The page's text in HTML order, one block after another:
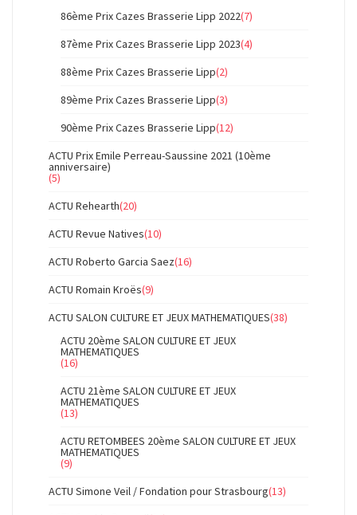
86ème Prix Cazes Brasserie Lipp 2022(7)
87ème Prix Cazes Brasserie Lipp 2023(4)
88ème Prix Cazes Brasserie Lipp(2)
89ème Prix Cazes Brasserie Lipp(3)
90ème Prix Cazes Brasserie Lipp(12)
ACTU Prix Emile Perreau-Saussine 2021 (10ème
anniversaire)
(5)
ACTU Rehearth(20)
ACTU Revue Natives(10)
ACTU Roberto Garcia Saez(16)
ACTU Romain Kroës(9)
ACTU SALON CULTURE ET JEUX MATHEMATIQUES(38)
ACTU 20ème SALON CULTURE ET JEUX
MATHEMATIQUES
(16)
ACTU 21ème SALON CULTURE ET JEUX
MATHEMATIQUES
(13)
ACTU RETOMBEES 20ème SALON CULTURE ET JEUX
MATHEMATIQUES
(9)
ACTU Simone Veil / Fondation pour Strasbourg(13)